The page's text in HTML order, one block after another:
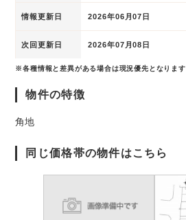
情報更新日 2026年06月07日
次回更新日 2026年07月08日
※各種情報と差異がある場合は現況優先となります
物件の特徴
角地
同じ価格帯の物件はこちら